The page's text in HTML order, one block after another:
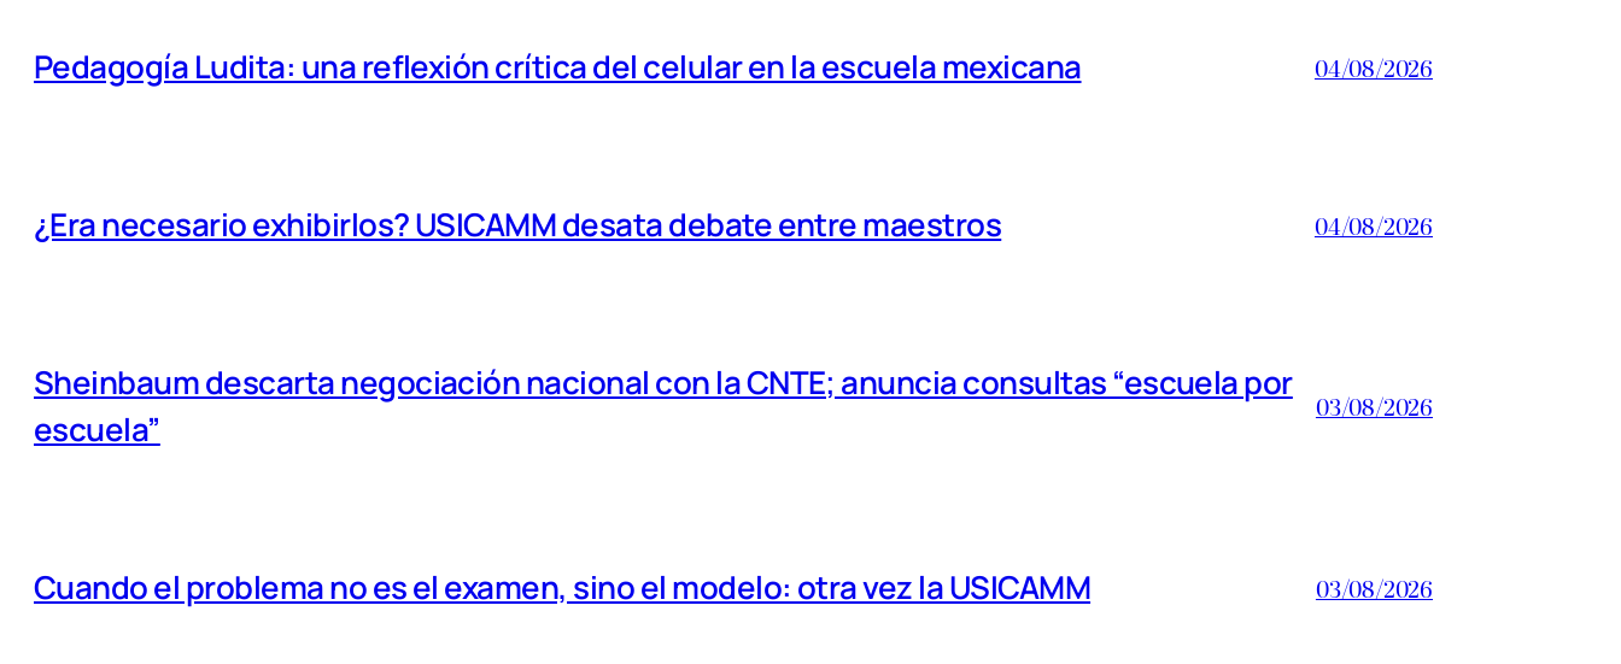
Pedagogía Ludita: una reflexión crítica del celular en la escuela mexicana 04/08/2026
¿Era necesario exhibirlos? USICAMM desata debate entre maestros 04/08/2026
Sheinbaum descarta negociación nacional con la CNTE; anuncia consultas “escuela por
escuela”
03/08/2026
Cuando el problema no es el examen, sino el modelo: otra vez la USICAMM 03/08/2026